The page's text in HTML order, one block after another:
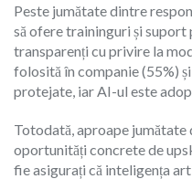
Peste jumătate dintre
să ofere traininguri și
transparenți cu privire la
folosită în companie (55%)
protejate, iar AI-ul este
Totodată, aproape
oportunități concrete de
fie asigurați că inteligența